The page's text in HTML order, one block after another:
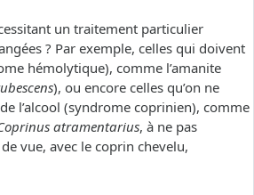
un traitement particulier
? Par exemple, celles qui doivent
hémolytique), comme l’amanite
), ou encore celles qu’on ne
l’alcool (syndrome coprinien), comme
atramentarius, à ne pas
vue, avec le coprin chevelu,